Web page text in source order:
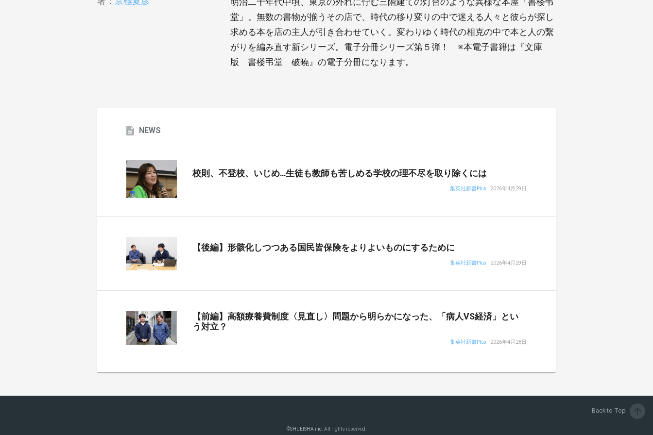
堂」。無数の書物が揃うその店で、時代の移り変りの中で迷える人々と彼らが探し
求める本を店の主人が引き合わせていく。変わりゆく時代の相克の中で本と人の繋
がりを編み直す新シリーズ。電子分冊シリーズ第５弾！ ※本電子書籍は『文庫
版 書楼弔堂 破曉』の電子分冊になります。
NEWS
校則、不登校、いじめ…生徒も教師も苦しめる学校の理不尽を取り除くには
集英社新書Plus 2026年4月29日
【後編】形骸化しつつある国民皆保険をよりよいものにするために
集英社新書Plus 2026年4月29日
【前編】高額療養費制度〈見直し〉問題から明らかになった、「病人VS経済」とい
う対立？
集英社新書Plus 2026年4月28日
Back to Top
©SHUEISHA inc. All rights reserved.